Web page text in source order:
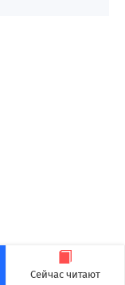
Сейчас читают